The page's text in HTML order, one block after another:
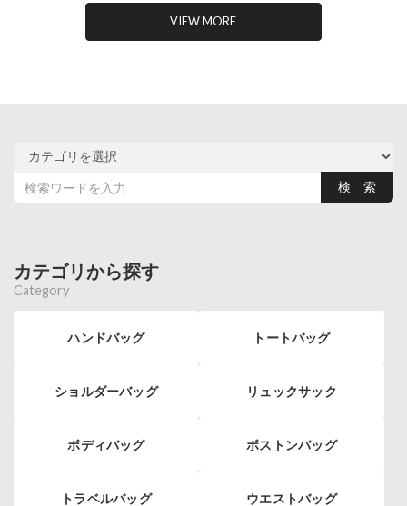
VIEW MORE
カテゴリから探す
Category
ハンドバッグ トートバッグ
ショルダーバッグ リュックサック
ボディバッグ ボストンバッグ
トラベルバッグ ウエストバッグ